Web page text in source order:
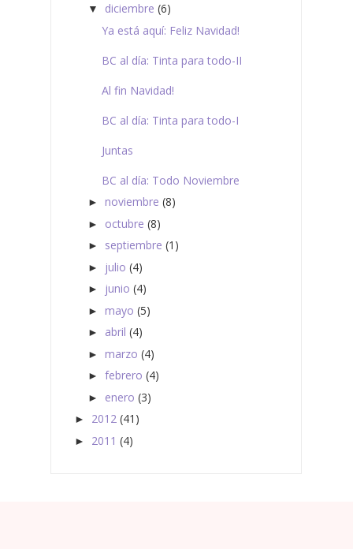
▼ diciembre (6)
Ya está aquí: Feliz Navidad!
BC al día: Tinta para todo-II
Al fin Navidad!
BC al día: Tinta para todo-I
Juntas
BC al día: Todo Noviembre
► noviembre (8)
► octubre (8)
► septiembre (1)
► julio (4)
► junio (4)
► mayo (5)
► abril (4)
► marzo (4)
► febrero (4)
► enero (3)
► 2012 (41)
► 2011 (4)